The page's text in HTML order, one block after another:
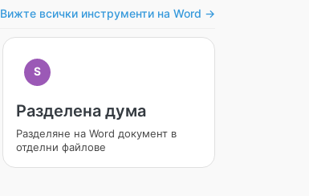
Вижте всички инструменти на Word →
S
Разделена дума
Разделяне на Word документ в
отделни файлове